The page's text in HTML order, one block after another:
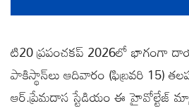
టి20 ప్రపంచకప్ 2026లో భాగంగా
పాకిస్థాన్‌లు ఆదివారం (ఫిబ్రవరి 15)
ఆర్.ప్రేమదాస స్టేడియం ఈ హైవోల్టేజ్